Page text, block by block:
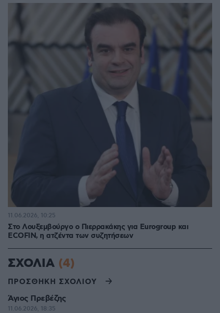
Στο Λουξεμβούργο ο Πιερρακάκης για Eurogroup και
ECOFIN, η ατζέντα των συζητήσεων
11.06.2026, 10:25
ΣΧΟΛΙΑ (4)
ΠΡΟΣΘΗΚΗ ΣΧΟΛΙΟΥ
Άγιος Πρεβέζης
11.06.2026, 18:35